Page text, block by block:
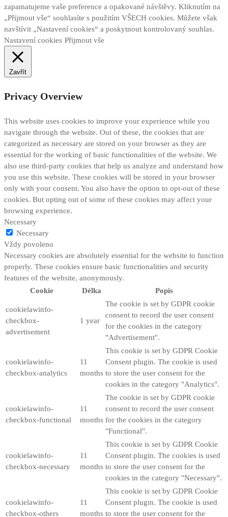
zapamatujeme vaše preference a opakované návštěvy. Kliknutím na
„Přijmout vše“ souhlasíte s použitím VŠECH cookies. Můžete však
navštívit „Nastavení cookies“ a poskytnout kontrolovaný souhlas.
Nastavení cookies Přijmout vše
Zavřít
Privacy Overview
This website uses cookies to improve your experience while you
navigate through the website. Out of these, the cookies that are
categorized as necessary are stored on your browser as they are
essential for the working of basic functionalities of the website. We
also use third-party cookies that help us analyze and understand how
you use this website. These cookies will be stored in your browser
only with your consent. You also have the option to opt-out of these
cookies. But opting out of some of these cookies may affect your
browsing experience.
Necessary
Necessary
Vždy povoleno
Necessary cookies are absolutely essential for the website to function
properly. These cookies ensure basic functionalities and security
features of the website, anonymously.
Cookie
Délka Popis
cookielawinfo-
checkbox-
advertisement
1 year
The cookie is set by GDPR cookie
consent to record the user consent
for the cookies in the category
"Advertisement".
cookielawinfo-
checkbox-analytics
11
months
This cookie is set by GDPR Cookie
Consent plugin. The cookie is used
to store the user consent for the
cookies in the category "Analytics".
cookielawinfo-
checkbox-functional
11
months
The cookie is set by GDPR cookie
consent to record the user consent
for the cookies in the category
"Functional".
cookielawinfo-
checkbox-necessary
11
months
This cookie is set by GDPR Cookie
Consent plugin. The cookies is used
to store the user consent for the
cookies in the category "Necessary".
cookielawinfo-
checkbox-others
11
months
This cookie is set by GDPR Cookie
Consent plugin. The cookie is used
to store the user consent for the